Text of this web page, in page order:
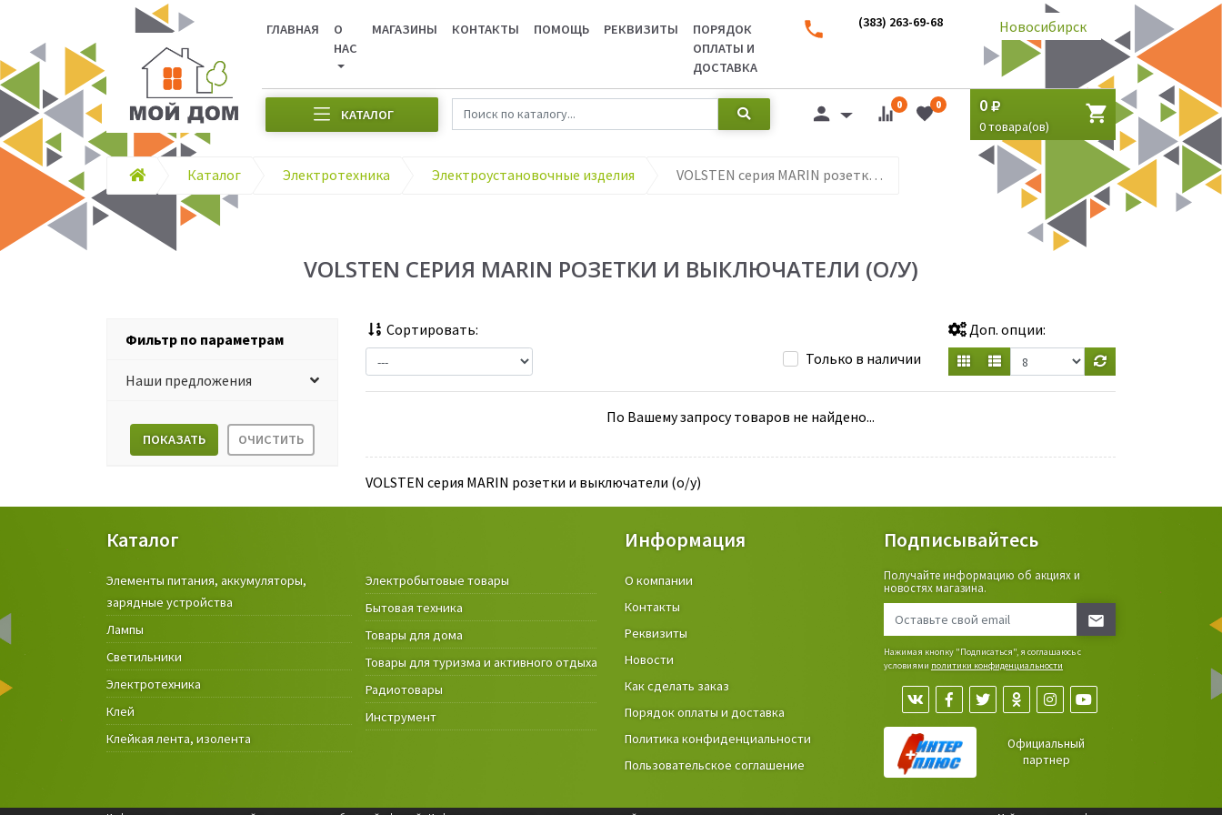
ГЛАВНАЯ
О
НАС
МАГАЗИНЫ КОНТАКТЫ ПОМОЩЬ РЕКВИЗИТЫ
ПОРЯДОК
ОПЛАТЫ И
ДОСТАВКА
(383) 263-69-68 Новосибирск
КАТАЛОГ
0 0 0
0товара(ов)
Каталог Электротехника Электроустановочные изделия VOLSTEN серия MARIN розетки и выключатели (о/у)
VOLSTEN СЕРИЯ MARIN РОЗЕТКИ И ВЫКЛЮЧАТЕЛИ (О/У)
Фильтр по параметрам
Наши предложения
ПОКАЗАТЬ ОЧИСТИТЬ
Сортировать:
Только в наличии
Доп. опции:
По Вашему запросу товаров не найдено...
VOLSTEN серия MARIN розетки и выключатели (о/у)
Каталог
Элементы питания, аккумуляторы,
зарядные устройства
Лампы
Светильники
Электротехника
Клей
Клейкая лента, изолента
Электробытовые товары
Бытовая техника
Товары для дома
Товары для туризма и активного отдыха
Радиотовары
Инструмент
Крепёжные изделия и строительные
материалы
Товары и инструмент для дачи, сада,
Фонари
Информация
О компании
Контакты
Реквизиты
Новости
Как сделать заказ
Порядок оплаты и доставка
Политика конфиденциальности
Пользовательское соглашение
Подписывайтесь
Получайте информацию об акциях и
новостях магазина.
Нажимая кнопку "Подписаться", я соглашаюсь с
условиями политики конфиденциальности
Официальный
партнер